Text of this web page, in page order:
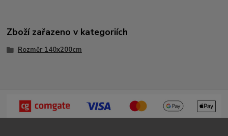
Zboží zařazeno v kategoriích
Rozměr 140x200cm